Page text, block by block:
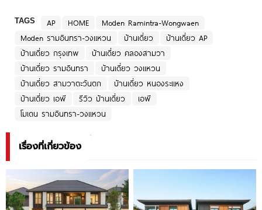
TAGS AP HOME
Moden Ramintra-Wongwaen
Moden รามอินทรา-วงแหวน
บ้านเดี่ยว
บ้านเดี่ยว AP
บ้านเดี่ยว กรุงเทพ
บ้านเดี่ยว คลองสามวา
บ้านเดี่ยว รามอินทรา
บ้านเดี่ยว วงแหวน
บ้านเดี่ยว สามวาตะวันตก
บ้านเดี่ยว หนองระแหง
บ้านเดี่ยว เอพี
รีวิว บ้านเดี่ยว
เอพี
โมเดน รามอินทรา-วงแหวน
เรื่องที่เกี่ยวข้อง